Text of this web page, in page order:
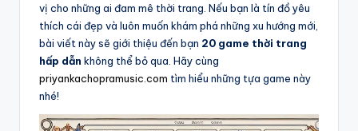
vị cho những ai đam mê thời trang. Nếu bạn là tín đồ yêu
thích cái đẹp và luôn muốn khám phá những xu hướng mới,
bài viết này sẽ giới thiệu đến bạn 20 game thời trang
hấp dẫn không thể bỏ qua. Hãy cùng
priyankachopramusic.com tìm hiểu những tựa game này
nhé!